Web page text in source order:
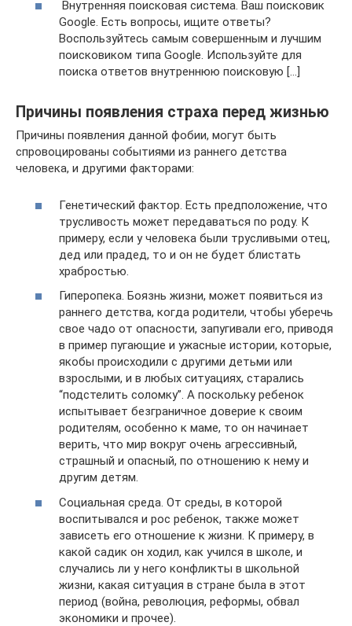
Внутренняя поисковая система. Ваш поисковик
Google. Есть вопросы, ищите ответы?
Воспользуйтесь самым совершенным и лучшим
поисковиком типа Google. Используйте для
поиска ответов внутреннюю поисковую […]
Причины появления страха перед жизнью
Причины появления данной фобии, могут быть
спровоцированы событиями из раннего детства
человека, и другими факторами:
Генетический фактор. Есть предположение, что
трусливость может передаваться по роду. К
примеру, если у человека были трусливыми отец,
дед или прадед, то и он не будет блистать
храбростью.
Гиперопека. Боязнь жизни, может появиться из
раннего детства, когда родители, чтобы уберечь
свое чадо от опасности, запугивали его, приводя
в пример пугающие и ужасные истории, которые,
якобы происходили с другими детьми или
взрослыми, и в любых ситуациях, старались
“подстелить соломку”. А поскольку ребенок
испытывает безграничное доверие к своим
родителям, особенно к маме, то он начинает
верить, что мир вокруг очень агрессивный,
страшный и опасный, по отношению к нему и
другим детям.
Социальная среда. От среды, в которой
воспитывался и рос ребенок, также может
зависеть его отношение к жизни. К примеру, в
какой садик он ходил, как учился в школе, и
случались ли у него конфликты в школьной
жизни, какая ситуация в стране была в этот
период (война, революция, реформы, обвал
экономики и прочее).